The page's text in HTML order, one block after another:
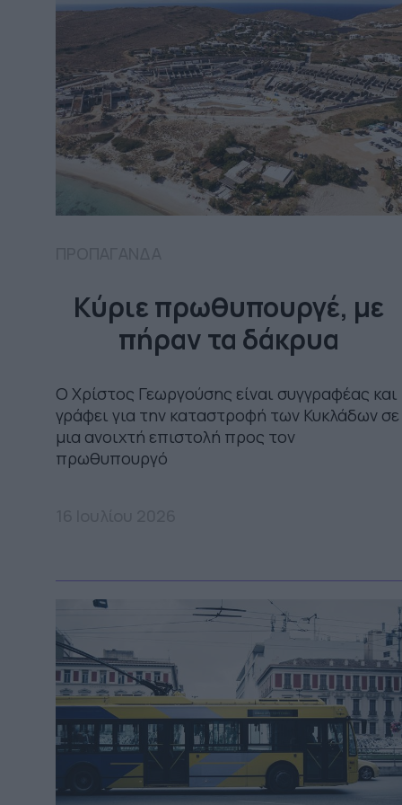
Κύριε πρωθυπουργέ, με
πήραν τα δάκρυα
Ο Χρίστος Γεωργούσης είναι συγγραφέας και
γράφει για την καταστροφή των Κυκλάδων σε
μια ανοιχτή επιστολή προς τον
πρωθυπουργό